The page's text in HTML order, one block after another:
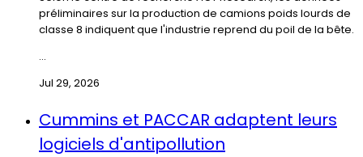
préliminaires sur la production de camions poids lourds de
classe 8 indiquent que l'industrie reprend du poil de la bête.
...
Jul 29, 2026
Cummins et PACCAR adaptent leurs
logiciels d'antipollution